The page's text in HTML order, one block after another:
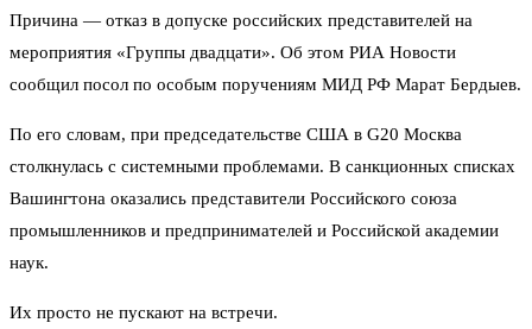
Причина — отказ в допуске российских представителей на
мероприятия «Группы двадцати». Об этом РИА Новости
сообщил посол по особым поручениям МИД РФ Марат Бердыев.
По его словам, при председательстве США в G20 Москва
столкнулась с системными проблемами. В санкционных списках
Вашингтона оказались представители Российского союза
промышленников и предпринимателей и Российской академии
наук.
Их просто не пускают на встречи.